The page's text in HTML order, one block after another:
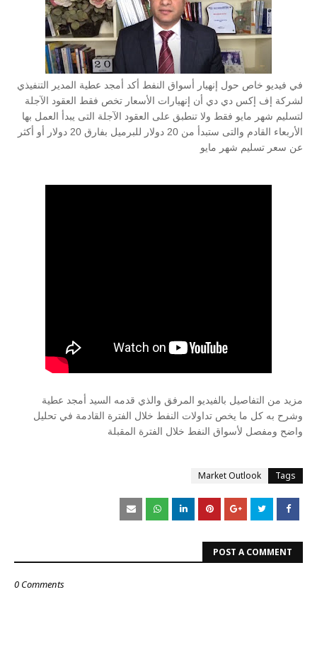
في فيديو خاص حول إنهيار أسواق النفط أكد أمجد عطية المدير التنفيذي
لشركة إف إكس دي دي أن إنهيارات الأسعار تخص فقط العقود الآجلة
لتسليم شهر مايو فقط ولا تنطبق على العقود الآجلة التى يبدأ العمل بها
الأربعاء القادم والتى ستبدأ من 20 دولار للبرميل بفارق 20 دولار أو أكثر
عن سعر تسليم شهر مايو
مزيد من التفاصيل بالفيديو المرفق والذي قدمه السيد أمجد عطية
وشرح به كل ما يخص تداولات النفط خلال الفترة القادمة في تحليل
واضح ومفصل لأسواق النفط خلال الفترة المقبلة
Tags
Market Outlook
POST A COMMENT
0 Comments